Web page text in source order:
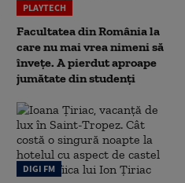
PLAYTECH
Facultatea din România la
care nu mai vrea nimeni să
înveţe. A pierdut aproape
jumătate din studenţi
DIGI FM